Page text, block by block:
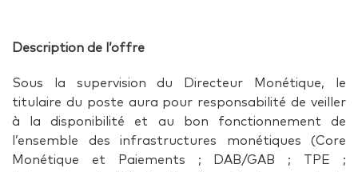
Description de l’offre
Sous la supervision du Directeur Monétique, le
titulaire du poste aura pour responsabilité de veiller
à la disponibilité et au bon fonctionnement de
l’ensemble des infrastructures monétiques (Core
Monétique et Paiements ; DAB/GAB ; TPE ;